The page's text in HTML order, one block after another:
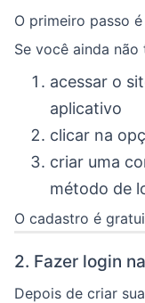
O primeiro passo
Se você ainda
acessar o
aplicativo
clicar na
criar uma
método de
O cadastro é
2. Fazer login
Depois de criar